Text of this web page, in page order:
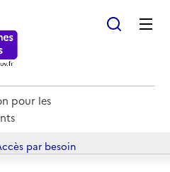
pour les
par besoin